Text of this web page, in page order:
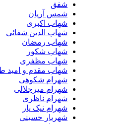
شمس آریان
شهاب اکبری
شهاب الدین شفائی
شهاب رمضان
شهاب شکور
شهاب مظفری
شهاب مقدم و امید طیبی
شهرام شکوهی
شهرام میرجلالی
شهرام ناظری
شهرام نیک یار
شهریار حسینی